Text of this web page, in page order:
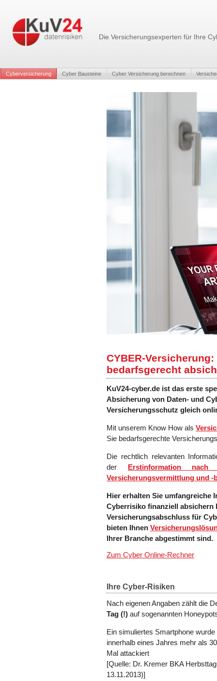
Die Versicherungsexperten für Ihre
Cyberversicherung Cyber Bausteine Cyber Versicherung berechnen
CYBER-
bedarfsgerecht
KuV24-cyber.de ist das erste
Absicherung von Daten- und
Versicherungsschutz gleich
Mit unserem Know How als
Sie bedarfsgerechte
Die rechtlich relevanten
der
Erstinformation
Versicherungsvermittlung und -
Hier erhalten Sie umfangreiche
Cyberrisiko finanziell absichern
Versicherungsabschluss für
bieten Ihnen
Ihrer Branche abgestimmt sind.
Zum Cyber Online-Rechner
Ihre Cyber-Risiken
Nach eigenen Angaben zählt die
Tag (!) auf sogenannten
Ein simuliertes Smartphone wurde
innerhalb eines Jahres mehr als
Mal attackiert
[Quelle: Dr. Kremer BKA
13.11.2013)]